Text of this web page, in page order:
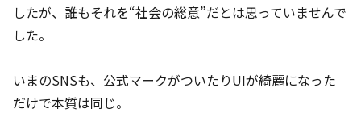
したが、誰もそれを“社会の総意”だとは思っていませんで
した。
いまのSNSも、公式マークがついたりUIが綺麗になった
だけで本質は同じ。